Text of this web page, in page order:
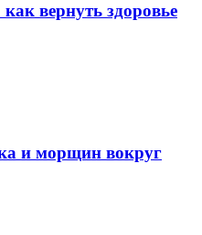
вернуть здоровье
и морщин вокруг